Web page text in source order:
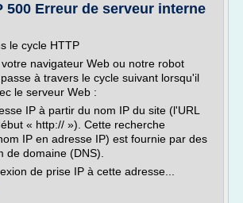
500 Erreur de serveur interne
le cycle HTTP
navigateur Web ou notre robot
à travers le cycle suivant lorsqu'il
le serveur Web :
IP à partir du nom IP du site (l'URL
« http:// »). Cette recherche
IP en adresse IP) est fournie par des
de domaine (DNS).
de prise IP à cette adresse...